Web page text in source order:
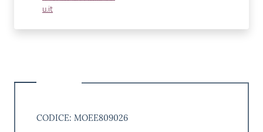
u.it
CODICE: MOEE809026